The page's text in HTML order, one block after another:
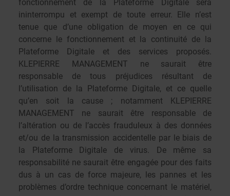
fonctionnement de la Plateforme Digitale sera
ininterrompu et exempt de toute erreur. Elle n’est
tenue que d’une obligation de moyen en ce qui
concerne le fonctionnement et la continuité de la
Plateforme Digitale et des services proposés.
KLEPIERRE MANAGEMENT ne saurait être
responsable de tous préjudices résultant de
l’utilisation de la Plateforme Digitale, et ce quelle
qu’en soit la cause ; notamment KLEPIERRE
MANAGEMENT ne saurait être responsable de
l’altération ou de l’accès frauduleux à des données
et/ou de la transmission accidentelle par le biais de
la Plateforme Digitale de virus. De même sa
responsabilité ne saurait être engagée pour des faits
dus à un cas de force majeure, les pannes et les
problèmes d’ordre technique concernant le matériel,